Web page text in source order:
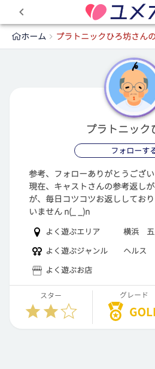
ホーム プラトニックひろ坊さん
プラトニック
フォローす
参考、フォローありがとう
現在、キャストさんの参考返し
が、毎日コツコツお返ししてお
いません n(_ _)n
よく遊ぶエリア
横浜 五
よく遊ぶジャンル
ヘルス
よく遊ぶお店
スター グレード